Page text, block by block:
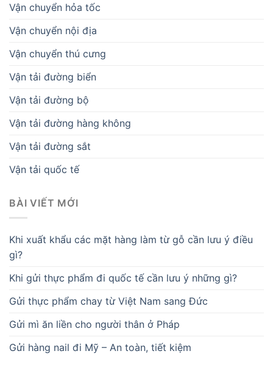
Vận chuyển hỏa tốc
Vận chuyển nội địa
Vận chuyển thú cưng
Vận tải đường biển
Vận tải đường bộ
Vận tải đường hàng không
Vận tải đường sắt
Vận tải quốc tế
BÀI VIẾT MỚI
Khi xuất khẩu các mặt hàng làm từ gỗ cần lưu ý điều
gì?
Khi gửi thực phẩm đi quốc tế cần lưu ý những gì?
Gửi thực phẩm chay từ Việt Nam sang Đức
Gửi mì ăn liền cho người thân ở Pháp
Gửi hàng nail đi Mỹ – An toàn, tiết kiệm